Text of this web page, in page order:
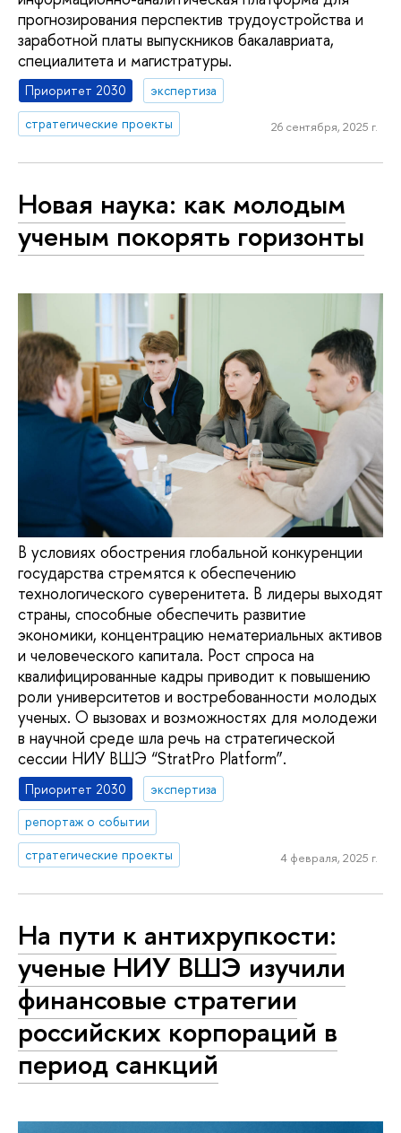
прогнозирования перспектив трудоустройства и
заработной платы выпускников бакалавриата,
специалитета и магистратуры.
Приоритет 2030
экспертиза
стратегические проекты
26 сентября, 2025 г.
Новая наука: как молодым
ученым покорять горизонты
В условиях обострения глобальной конкуренции
государства стремятся к обеспечению
технологического суверенитета. В лидеры выходят
страны, способные обеспечить развитие
экономики, концентрацию нематериальных активов
и человеческого капитала. Рост спроса на
квалифицированные кадры приводит к повышению
роли университетов и востребованности молодых
ученых. О вызовах и возможностях для молодежи
в научной среде шла речь на стратегической
сессии НИУ ВШЭ “StratPro Platform”.
Приоритет 2030
экспертиза
репортаж о событии
стратегические проекты
4 февраля, 2025 г.
На пути к антихрупкости:
ученые НИУ ВШЭ изучили
финансовые стратегии
российских корпораций в
период санкций